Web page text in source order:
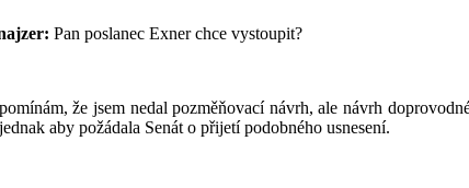
Pan poslanec Exner chce vystoupit?
že jsem nedal pozměňovací návrh, ale návrh
aby požádala Senát o přijetí podobného usnesení.